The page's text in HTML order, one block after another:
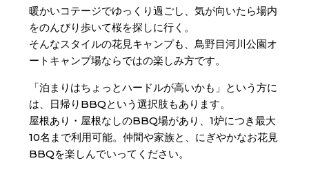
暖かいコテージでゆっくり過ごし、気が向いたら場内
をのんびり歩いて桜を探しに行く。
そんなスタイルの花見キャンプも、鳥野目河川公園オ
ートキャンプ場ならではの楽しみ方です。
「泊まりはちょっとハードルが高いかも」という方に
は、日帰りBBQという選択肢もあります。
屋根あり・屋根なしのBBQ場があり、1炉につき最大
10名まで利用可能。仲間や家族と、にぎやかなお花見
BBQを楽しんでいってください。